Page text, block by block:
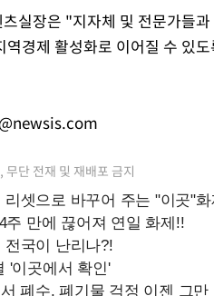
실장은 "지자체 및 전문가들
역경제 활성화로 이어질 수 있
단 전재 및 재배포 금지